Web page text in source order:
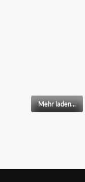
Mehr laden...